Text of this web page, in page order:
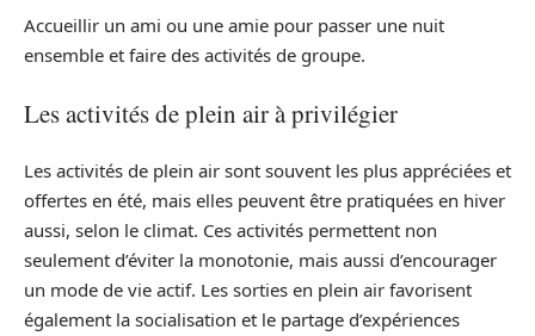
Accueillir un ami ou une amie pour passer une nuit
ensemble et faire des activités de groupe.
Les activités de plein air à privilégier
Les activités de plein air sont souvent les plus appréciées et
offertes en été, mais elles peuvent être pratiquées en hiver
aussi, selon le climat. Ces activités permettent non
seulement d’éviter la monotonie, mais aussi d’encourager
un mode de vie actif. Les sorties en plein air favorisent
également la socialisation et le partage d’expériences